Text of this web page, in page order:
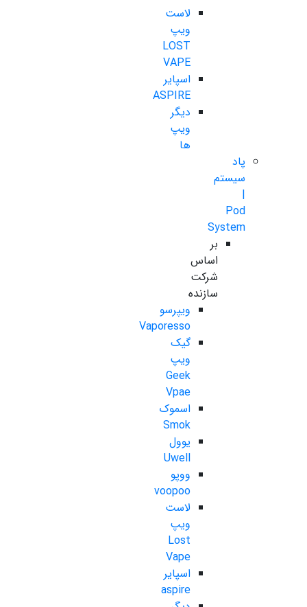
لاست
ویپ
LOST
VAPE
اسپایر
ASPIRE
دیگر
ویپ
ها
پاد
سیستم
|
Pod
System
بر
اساس
شرکت
سازنده
ویپرسو
Vaporesso
گیک
ویپ
Geek
Vpae
اسموک
Smok
یوول
Uwell
ووپو
voopoo
لاست
ویپ
Lost
Vape
اسپایر
aspire